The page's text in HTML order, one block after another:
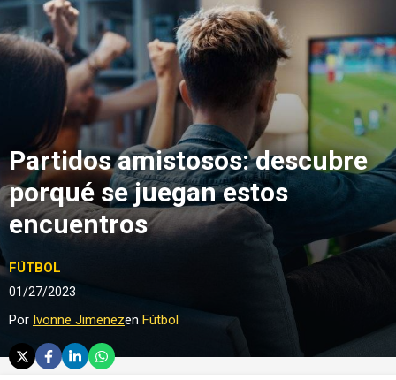
Partidos amistosos: descubre
porqué se juegan estos
encuentros
FÚTBOL
01/27/2023
Por Ivonne Jimenezen Fútbol